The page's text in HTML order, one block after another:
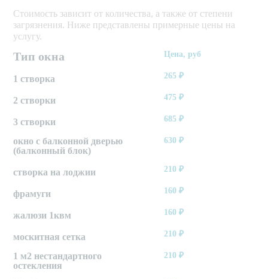
Стоимость зависит от количества, а также от степени
загрязнения. Ниже представлены примерные цены на
услугу.
Тип окна Цена, руб
1 створка 265 ₽
2 створки 475₽
3 створки 685 ₽
окно с балконной дверью
(балконный блок)
630 ₽
створка на лоджии 210 ₽
фрамуги 160 ₽
жалюзи 1квм 160 ₽
москитная сетка 210 ₽
1 м2 нестандартного
остекления
210 ₽